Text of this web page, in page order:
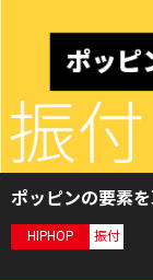
ポッピンの要素
HIPHOP 振付